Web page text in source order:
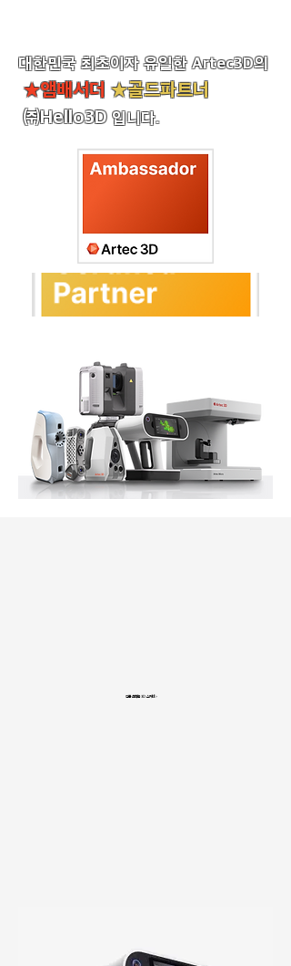
대한민국 최초이자 유일한Artec3D의
★앰배서더 ★골드파트너
㈜Hello3D 입니다.
전문 휴대용 3D 스캐너 >